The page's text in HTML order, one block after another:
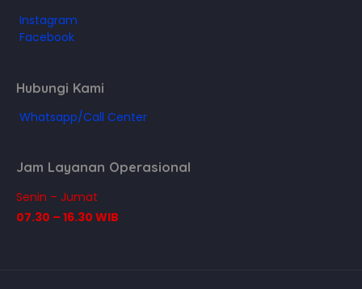
Instagram
Facebook
Hubungi Kami
Whatsapp/Call Center
Jam Layanan Operasional
Senin – Jumat
07.30 – 16.30 WIB